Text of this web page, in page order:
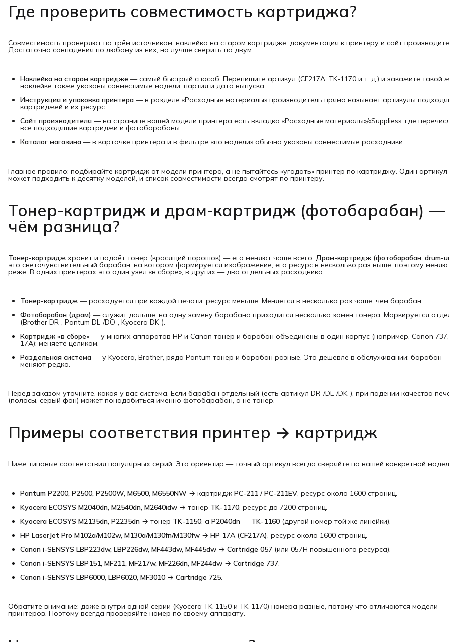
Где проверить совместимость картриджа?
Совместимость проверяют по трём источникам: наклейка на старом картридже, документация к принтеру и сайт
Достаточно совпадения по любому из них, но лучше сверить по двум.
Наклейка на старом картридже — самый быстрый способ. Перепишите артикул (CF217A, TK-1170 и т. д.) и закажите такой
наклейке также указаны совместимые модели, партия и дата выпуска.
Инструкция и упаковка принтера — в разделе «Расходные материалы» производитель прямо называет артикулы
картриджей и их ресурс.
Сайт производителя — на странице вашей модели принтера есть вкладка «Расходные материалы»/«Supplies», где
все подходящие картриджи и фотобарабаны.
Каталог магазина — в карточке принтера и в фильтре «по модели» обычно указаны совместимые расходники.
Главное правило: подбирайте картридж от модели принтера, а не пытайтесь «угадать» принтер по картриджу. Один артикул
может подходить к десятку моделей, и список совместимости всегда смотрят по принтеру.
Тонер-картридж и драм-картридж (фотобарабан) —
чём разница?
Тонер-картридж хранит и подаёт тонер (красящий порошок) — его меняют чаще всего. Драм-картридж (фотобарабан, drum-
это светочувствительный барабан, на котором формируется изображение; его ресурс в несколько раз выше, поэтому
реже. В одних принтерах это один узел «в сборе», в других — два отдельных расходника.
Тонер-картридж — расходуется при каждой печати, ресурс меньше. Меняется в несколько раз чаще, чем барабан.
Фотобарабан (драм) — служит дольше: на одну замену барабана приходится несколько замен тонера. Маркируется
(Brother DR-, Pantum DL-/DO-, Kyocera DK-).
Картридж «в сборе» — у многих аппаратов HP и Canon тонер и барабан объединены в один корпус (например, Canon
17A): меняете целиком.
Раздельная система — у Kyocera, Brother, ряда Pantum тонер и барабан разные. Это дешевле в обслуживании: барабан
меняют редко.
Перед заказом уточните, какая у вас система. Если барабан отдельный (есть артикул DR-/DL-/DK-), при падении качества
(полосы, серый фон) может понадобиться именно фотобарабан, а не тонер.
Примеры соответствия принтер → картридж
Ниже типовые соответствия популярных серий. Это ориентир — точный артикул всегда сверяйте по вашей конкретной
Pantum P2200, P2500, P2500W, M6500, M6550NW → картридж PC-211 / PC-211EV, ресурс около 1600 страниц.
Kyocera ECOSYS M2040dn, M2540dn, M2640idw → тонер TK-1170, ресурс до 7200 страниц.
Kyocera ECOSYS M2135dn, P2235dn → тонер TK-1150, а P2040dn — TK-1160 (другой номер той же линейки).
HP LaserJet Pro M102a/M102w, M130a/M130fn/M130fw → HP 17A (CF217A), ресурс около 1600 страниц.
Canon i-SENSYS LBP223dw, LBP226dw, MF443dw, MF445dw → Cartridge 057 (или 057H повышенного ресурса).
Canon i-SENSYS LBP151, MF211, MF217w, MF226dn, MF244dw → Cartridge 737.
Canon i-SENSYS LBP6000, LBP6020, MF3010 → Cartridge 725.
Обратите внимание: даже внутри одной серии (Kyocera TK-1150 и TK-1170) номера разные, потому что отличаются модели
принтеров. Поэтому всегда проверяйте номер по своему аппарату.